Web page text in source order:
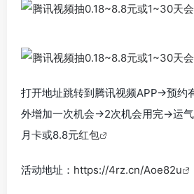
打开地址跳转到腾讯视频APP->预约
外增加一次机会->2次机会用完->运
月卡或8.8元红包
活动地址： https://4rz.cn/Aoe82u